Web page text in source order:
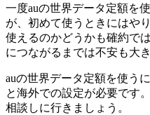
一度auの世界データ定額を
が、初めて使うときにはや
使えるのかどうかも確約で
につながるまでは不安も大
auの世界データ定額を使う
と海外での設定が必要です
相談しに行きましょう。